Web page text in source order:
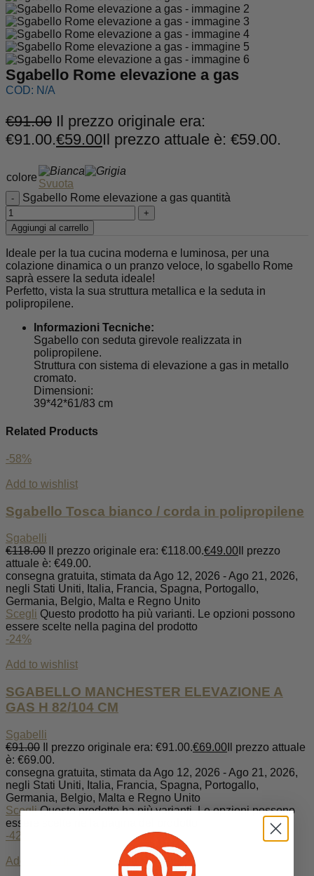
Sgabello Rome elevazione a gas
COD: N/A
€91.00 Il prezzo originale era:
€91.00.€59.00Il prezzo attuale è: €59.00.
colore
Svuota
Sgabello Rome elevazione a gas quantità
Aggiungi al carrello
Ideale per la tua cucina moderna e luminosa, per una
colazione dinamica o un pranzo veloce, lo sgabello Rome
saprà essere la seduta ideale!
Perfetto, vista la sua struttura metallica e la seduta in
polipropilene.
Informazioni Tecniche:
Sgabello con seduta girevole realizzata in
polipropilene.
Struttura con sistema di elevazione a gas in metallo
cromato.
Dimensioni:
39*42*61/83 cm
Related Products
-58%
Add to wishlist
Sgabello Tosca bianco / corda in polipropilene
Sgabelli
€118.00 Il prezzo originale era: €118.00.€49.00 Il prezzo
attuale è: €49.00.
consegna gratuita, stimata da Ago 12, 2026 - Ago 21, 2026,
negli Stati Uniti, Italia, Francia, Spagna, Portogallo,
Germania, Belgio, Malta e Regno Unito
Scegli Questo prodotto ha più varianti. Le opzioni possono
essere scelte nella pagina del prodotto
-24%
Add to wishlist
SGABELLO MANCHESTER ELEVAZIONE A
GAS H 82/104 CM
Sgabelli
€91.00 Il prezzo originale era: €91.00.€69.00 Il prezzo attuale
è: €69.00.
consegna gratuita, stimata da Ago 12, 2026 - Ago 21, 2026,
negli Stati Uniti, Italia, Francia, Spagna, Portogallo,
Germania, Belgio, Malta e Regno Unito
Scegli Questo prodotto ha più varianti. Le opzioni possono
essere scelte nella pagina del prodotto
-42%
Add to wishlist